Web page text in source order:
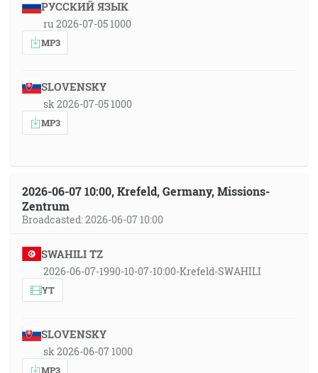
РУССКИЙ ЯЗЫК
ru 2026-07-05 1000
MP3
SLOVENSKY
sk 2026-07-05 1000
MP3
2026-06-07 10:00, Krefeld, Germany, Missions-
Zentrum
Broadcasted: 2026-06-07 10:00
SWAHILI TZ
2026-06-07-1990-10-07-10:00-Krefeld-SWAHILI
YT
SLOVENSKY
sk 2026-06-07 1000
MP3